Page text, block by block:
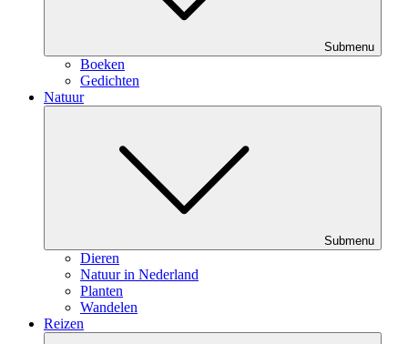
Submenu
Boeken
Gedichten
Natuur
Submenu
Dieren
Natuur in Nederland
Planten
Wandelen
Reizen